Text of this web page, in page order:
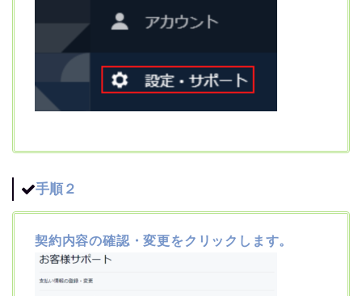
手順２
契約内容の確認・変更をクリックします。